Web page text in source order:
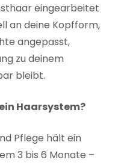
eingearbeitet
an deine Kopfform,
angepasst,
zu deinem
bleibt.
Haarsystem?
Pflege hält ein
3 bis 6 Monate –